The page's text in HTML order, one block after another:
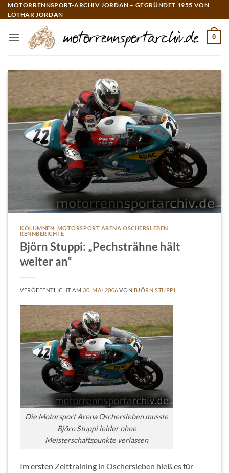
Zum
Inhalt
MOTORRENNSPORT-ARCHIV JORDAN – GEGRÜNDET 1955 VON
LOTHAR JORDAN
0
KOLUMNEN MOTORSPORT ARENA OSCHERSLEBEN
RENNBERICHTE
Björn Stuppi: „Pechsträhne hält
weiter an“
VERÖFFENTLICHT AM30. MAI 2006 VON BJÖRN STUPPI
Die Motorsport Arena Oschersleben musste
Björn Stuppi leider ohne
Meisterschaftspunkte verlassen
Im ersten Zeittraining in Oschersleben hieß es für